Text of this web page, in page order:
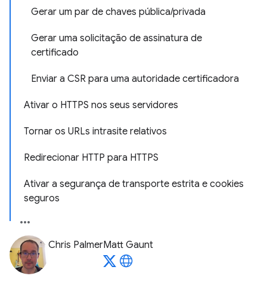
Gerar um par de chaves pública/privada
Gerar uma solicitação de assinatura de
certificado
Enviar a CSR para uma autoridade certificadora
Ativar o HTTPS nos seus servidores
Tornar os URLs intrasite relativos
Redirecionar HTTP para HTTPS
Ativar a segurança de transporte estrita e cookies
seguros
Chris PalmerMatt Gaunt